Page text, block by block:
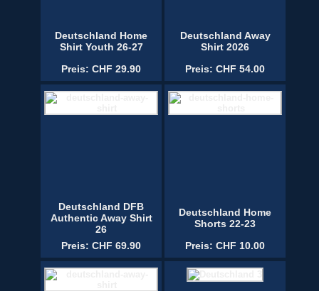
Deutschland Home
Shirt Youth 26-27
Preis: CHF 29.90
Deutschland Away
Shirt 2026
Preis: CHF 54.00
Deutschland DFB
Authentic Away Shirt
26
Preis: CHF 69.90
Deutschland Home
Shorts 22-23
Preis: CHF 10.00